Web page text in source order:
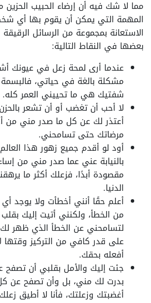
مما لا شك فيه أن إرضاء الحبيب الحزين
المهمة التي يمكن أن يقوم بها أي
الاستعانة بمجموعة من الرسائل
بعضها في النقاط التالية:
عندما أرى لمحة زعل في عيونك
مشكلة بالغة في حياتي،
شفتيك هي ما تحييني العمر كله.
لا أحب أن تغضب أو أن تشعر
أعتذر لك عن كل ما صدر مني من
مرضاتك حتى تسامحني.
أود لو أقدم جميع زهور هذا
بالنيابة عني عما صدر مني من
مقصودة أبدًا، فزعلك أكثر ما
الدنيا.
أعلم حقًا أنني أخطأت ولا
من الخطأ، ولكنني أتيت إليك
لتسامحني عن الخطأ الذي ظهر
على قدر كافي من التركيز وقتها
أفعله بحقك.
جئت إليك والأمل بقلبي أن تصفح
بدرت لك مني، بل وأن تصفح عن
أغضبتك وزعلتك، فأنا لا أطيق